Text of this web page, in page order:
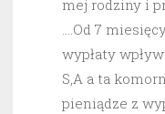
mej rodziny i
….Od 7
wypłaty
S,A a ta
pieniądze z